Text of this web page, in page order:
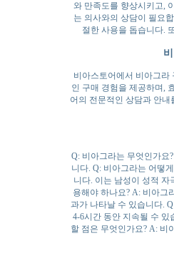
와 만족도를 향상시키고,
는 의사와의 상담이 필요
절한 사용을 돕습니다.
비아스토어에서 비아그라
인 구매 경험을 제공하며,
어의 전문적인 상담과 안
Q: 비아그라는 무엇인가요
니다. Q: 비아그라는 어떻
니다. 이는 남성이 성적 자
용해야 하나요? A: 비아그
과가 나타날 수 있습니다.
4-6시간 동안 지속될 수
할 점은 무엇인가요? A: 비